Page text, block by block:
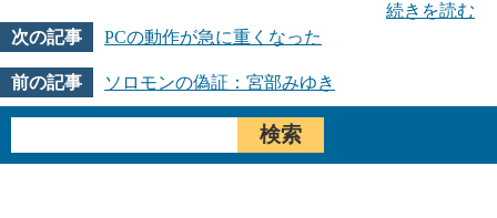
続きを読む
PCの動作が急に重くなった
ソロモンの偽証：宮部みゆき